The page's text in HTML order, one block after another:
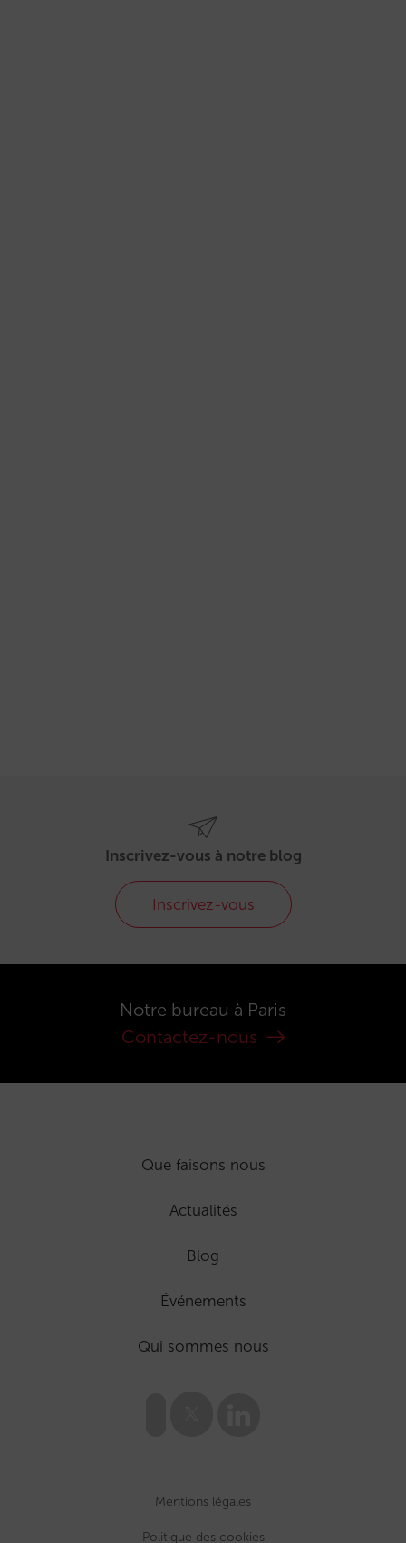
Inscrivez-vous à notre blog
Inscrivez-vous
Notre bureau à Paris
Contactez-nous
Que faisons nous
Actualités
Blog
Événements
Qui sommes nous
Mentions légales
Politique des cookies